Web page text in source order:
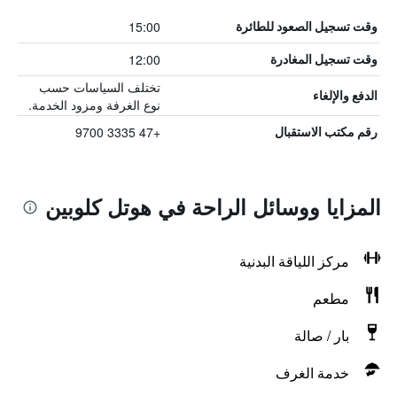
وقت تسجيل الصعود للطائرة 15:00
وقت تسجيل المغادرة 12:00
الدفع والإلغاء
تختلف السياسات حسب
نوع الغرفة ومزود الخدمة.
رقم مكتب الاستقبال +47 3335 9700
المزايا ووسائل الراحة في هوتل كلوبين
مركز اللياقة البدنية
مطعم
بار / صالة
خدمة الغرف